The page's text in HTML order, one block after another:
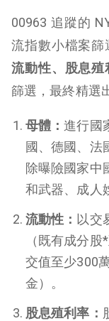
00963 追蹤的
流指數小檔案
流動性、股息殖
篩選，最終精選
母體：進行國
國、德國、法
除曝險國家中
和武器、成人
流動性： 以交
（既有成分
交值至少300
金）。
股息殖利率：